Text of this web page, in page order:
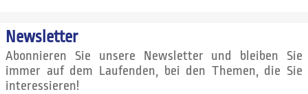
Newsletter
Abonnieren Sie unsere Newsletter und bleiben Sie
immer auf dem Laufenden, bei den Themen, die Sie
interessieren!